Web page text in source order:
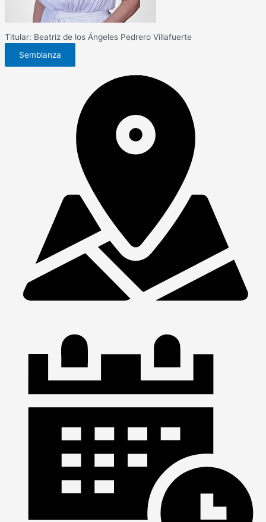
Titular: Beatriz de los Ángeles Pedrero Villafuerte
Semblanza